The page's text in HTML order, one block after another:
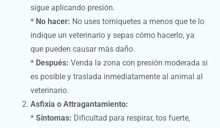
sigue aplicando presión.
* No hacer: No uses torniquetes a menos que te lo
indique un veterinario y sepas cómo hacerlo, ya
que pueden causar más daño.
* Después: Venda la zona con presión moderada si
es posible y traslada inmediatamente al animal al
veterinario.
Asfixia o Attragantamiento:
*Síntomas: Dificultad para respirar, tos fuerte,